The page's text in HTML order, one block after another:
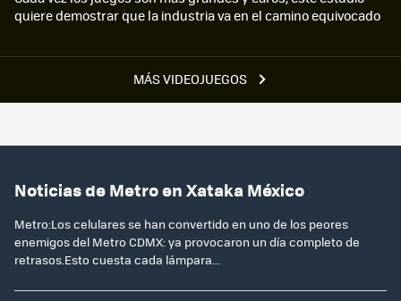
MÁS VIDEOJUEGOS
quiere demostrar que la industria va en el camino equivocado
Noticias de Metro en Xataka México
Metro:Los celulares se han convertido en uno de los peores
enemigos del Metro CDMX: ya provocaron un día completo de
retrasos.Esto cuesta cada lámpara...